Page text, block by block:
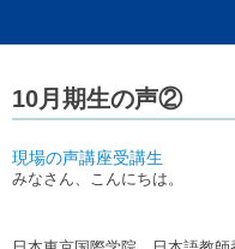
10月期生の声②
現場の声講座受講生
みなさん、こんにちは。